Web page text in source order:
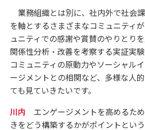
業務組織とは別に、社内外で社会課
を軸とするさまざまなコミュニティ
ュニティでの感謝や賞賛のやりとりを
関係性分析・改善を考察する実証実験
コミュニティの原動力やソーシャル
ージメントとの相関など、多様な人
ても見ていきたいです。
川内 エンゲージメントを高めるた
きをどう構築するかがポイントという